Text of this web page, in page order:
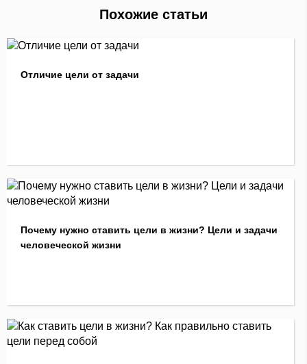
Похожие статьи
Отличие цели от задачи
Почему нужно ставить цели в жизни? Цели и задачи
человеческой жизни